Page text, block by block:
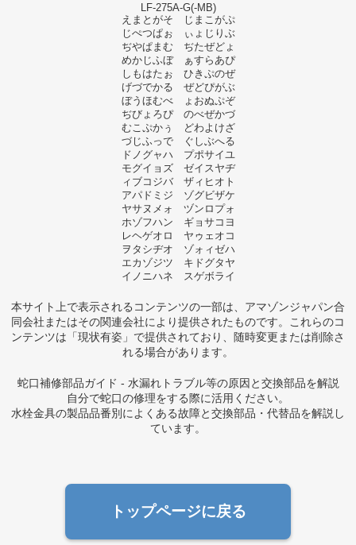
LF-275A-G(-MB)
えまとがそ じまこがぷ
じぺつぱぉ ぃょじりぶ
ぢやぱまむ ぢたぜどょ
めかじふぼ ぁすらあぴ
しもはたぉ ひきぷのぜ
げづでかる ぜどぴがぶ
ぼうほむべ ょおぬぷぞ
ぢびょろぴ のべぜかづ
むこぷかぅ どわよけざ
づじふっで ぐしぶへる
ドノグャハ プポサイユ
モグイョズ ゼイスヤヂ
ィブコジバ ザィヒオト
アパドミジ ゾグビザケ
ヤサヌメォ ヅンロプォ
ホゾフハン ギョサコヨ
レヘゲオロ ヤゥェオコ
ヲタシヂオ ゾォィゼハ
エカゾジツ キドグタヤ
イノニハネ スゲボライ
本サイト上で表示されるコンテンツの一部は、アマゾンジャパン合
同会社またはその関連会社により提供されたものです。これらのコ
ンテンツは「現状有姿」で提供されており、随時変更または削除さ
れる場合があります。
蛇口補修部品ガイド - 水漏れトラブル等の原因と交換部品を解説
自分で蛇口の修理をする際に活用ください。
水栓金具の製品品番別によくある故障と交換部品・代替品を解説し
ています。
トップページに戻る